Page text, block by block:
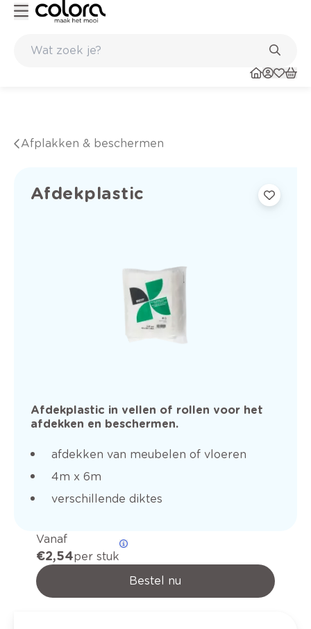
Afplakken & beschermen
Afdekplastic
Afdekplastic in vellen of rollen voor het
afdekken en beschermen.
afdekken van meubelen of vloeren
4m x 6m
verschillende diktes
Vanaf
€ 2,54per stuk
Bestel nu